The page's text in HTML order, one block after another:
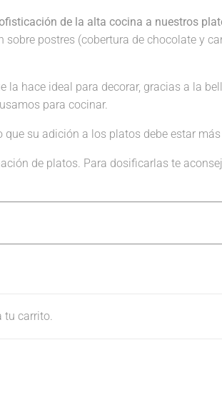
de la alta cocina a nuestros
postres (cobertura de chocolate y
hace ideal para decorar, gracias a la
para cocinar.
su adición a los platos debe estar
de platos. Para dosificarlas te
tu carrito.